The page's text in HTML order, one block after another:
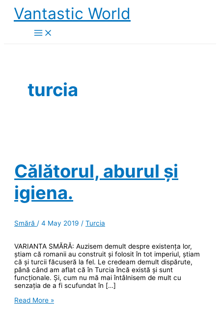
Skip
content
Vantastic World
turcia
Călătorul, aburul și
igiena.
Smără /4 May 2019 /Turcia
VARIANTA SMĂRĂ: Auzisem demult despre existența lor,
știam că romanii au construit și folosit în tot imperiul, știam
că și turcii făcuseră la fel. Le credeam demult dispărute,
până când am aflat că în Turcia încă există și sunt
funcționale. Și, cum nu mă mai întâlnisem de mult cu
senzația de a fi scufundat în […]
Călătorul,
Read More »